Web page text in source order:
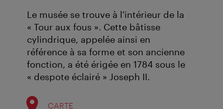
Le musée se trouve à l'intérieur de la
« Tour aux fous ». Cette bâtisse
cylindrique, appelée ainsi en
référence à sa forme et son ancienne
fonction, a été érigée en 1784 sous le
« despote éclairé » Joseph II.
CARTE